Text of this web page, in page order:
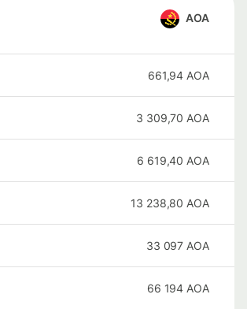
AOA
661,94 AOA
3 309,70 AOA
6 619,40 AOA
13 238,80 AOA
33 097 AOA
66 194 AOA